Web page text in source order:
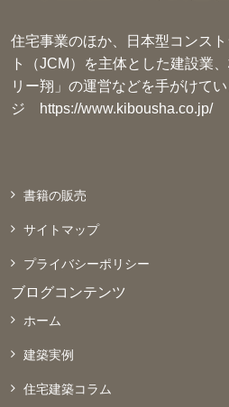
住宅事業のほか、日本型コンス
ト（JCM）を主体とした建設業
リー翔」の運営などを手がけて
ジ
https://www.kibousha.co.jp/
書籍の販売
サイトマップ
プライバシーポリシー
ブログコンテンツ
ホーム
建築実例
住宅建築コラム